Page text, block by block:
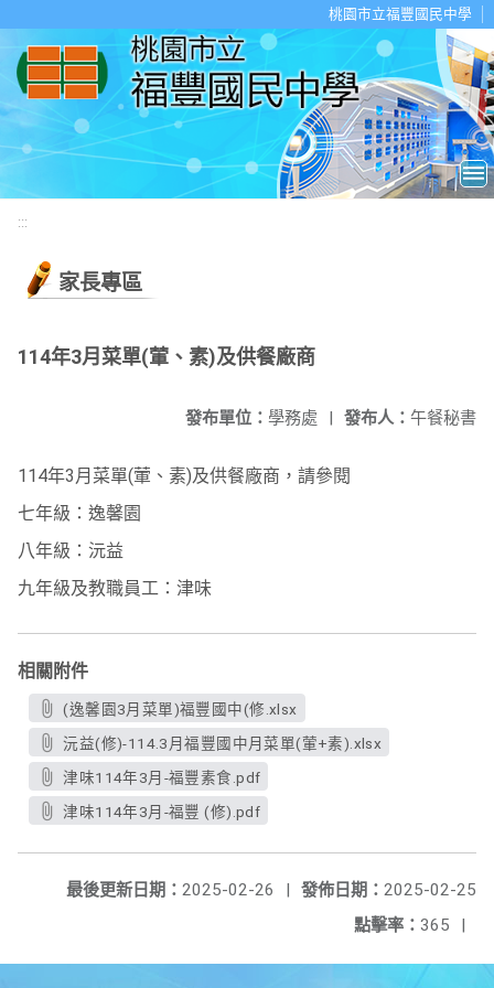
桃園市立福豐國民中學
:::
家長專區
114年3月菜單(葷、素)及供餐廠商
發布人： 午餐秘書
發布單位： 學務處 |
114年3月菜單(葷、素)及供餐廠商，請參閱
七年級：逸馨園
八年級：沅益
九年級及教職員工：津味
相關附件
(逸馨園3月菜單)福豐國中(修.xlsx
沅益(修)-114.3月福豐國中月菜單(葷+素).xlsx
津味114年3月-福豐素食.pdf
津味114年3月-福豐 (修).pdf
發佈日期： 2025-02-25
最後更新日期： 2025-02-26
|
點擊率： 365 |